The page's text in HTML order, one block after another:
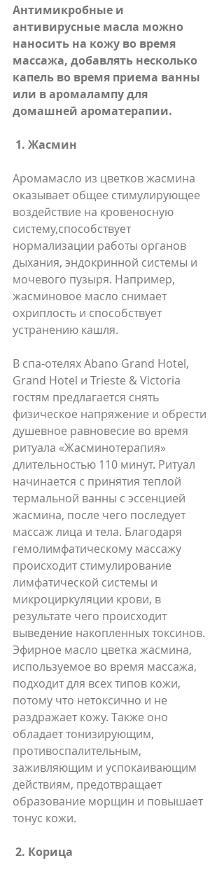
Антимикробные и
антивирусные масла можно
наносить на кожу во время
массажа, добавлять несколько
капель во время приема ванны
или в аромалампу для
домашней ароматерапии.
1. Жасмин
Аромамасло из цветков жасмина
оказывает общее стимулирующее
воздействие на кровеносную
систему,способствует
нормализации работы органов
дыхания, эндокринной системы и
мочевого пузыря. Например,
жасминовое масло снимает
охриплость и способствует
устранению кашля.
В спа-отелях Abano Grand Hotel,
Grand Hotel и Trieste & Victoria
гостям предлагается снять
физическое напряжение и обрести
душевное равновесие во время
ритуала «Жасминотерапия»
длительностью 110 минут. Ритуал
начинается с принятия теплой
термальной ванны с эссенцией
жасмина, после чего последует
массаж лица и тела. Благодаря
гемолимфатическому массажу
происходит стимулирование
лимфатической системы и
микроциркуляции крови, в
результате чего происходит
выведение накопленных токсинов.
Эфирное масло цветка жасмина,
используемое во время массажа,
подходит для всех типов кожи,
потому что нетоксично и не
раздражает кожу. Также оно
обладает тонизирующим,
противоспалительным,
заживляющим и успокаивающим
действиям, предотвращает
образование морщин и повышает
тонус кожи.
2. Корица